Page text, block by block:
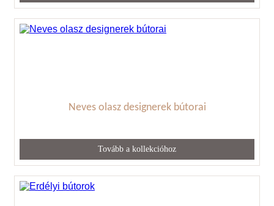
Neves olasz designerek bútorai
Tovább a kollekcióhoz